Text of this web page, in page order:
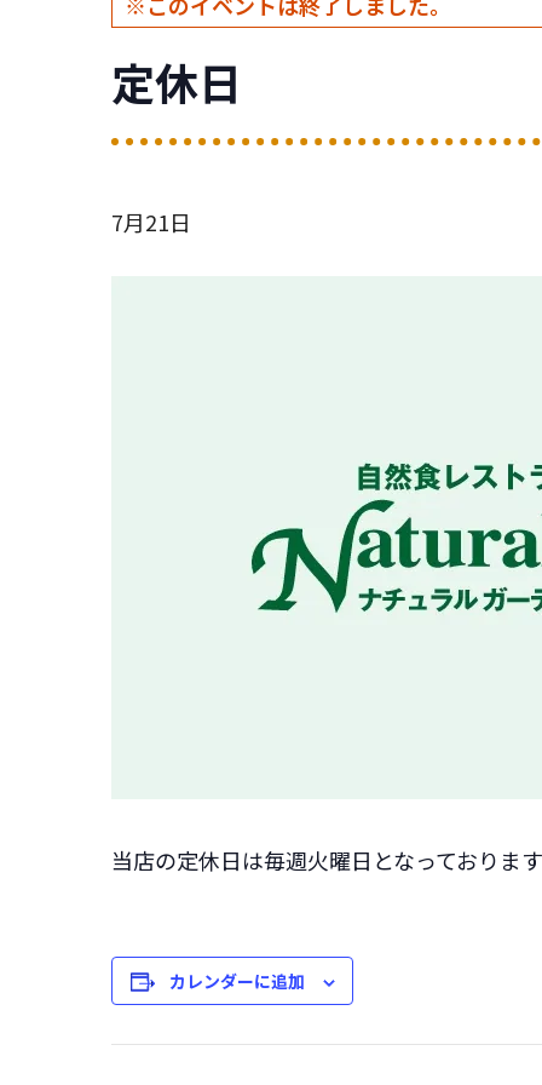
定休日
7月21日
当店の定休日は毎週火曜日となっておりま
カレンダーに追加